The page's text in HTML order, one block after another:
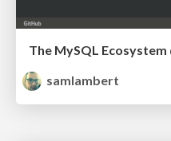
The MySQL Ecosystem
samlambert